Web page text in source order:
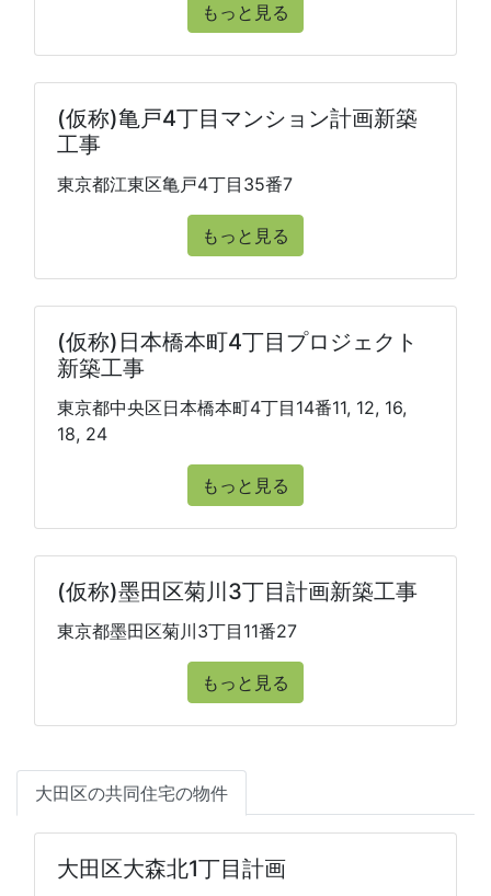
もっと見る
(仮称)亀戸4丁目マンション計画新築
工事
東京都江東区亀戸4丁目35番7
もっと見る
(仮称)日本橋本町4丁目プロジェクト
新築工事
東京都中央区日本橋本町4丁目14番11, 12, 16,
18, 24
もっと見る
(仮称)墨田区菊川3丁目計画新築工事
東京都墨田区菊川3丁目11番27
もっと見る
大田区の共同住宅の物件
大田区大森北1丁目計画